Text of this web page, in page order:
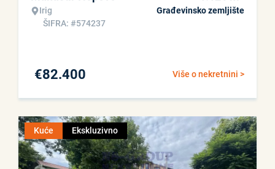
Irig
ŠIFRA: #574237
Građevinsko zemljište
Više o nekretnini >
€82.400
Kuće Ekskluzivno